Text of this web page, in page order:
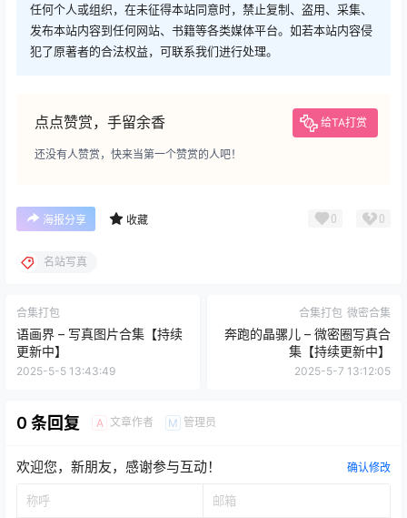
任何个人或组织，在未征得本站同意时，禁止复制、盗用、采集、
发布本站内容到任何网站、书籍等各类媒体平台。如若本站内容侵
犯了原著者的合法权益，可联系我们进行处理。
点点赞赏，手留余香 给TA打赏
还没有人赞赏，快来当第一个赞赏的人吧！
海报分享 收藏 0 0
名站写真
合集打包
语画界 – 写真图片合集【持续
更新中】
2025-5-5 13:43:49
合集打包 微密合集
奔跑的晶骡儿 – 微密圈写真合
集【持续更新中】
2025-5-7 13:12:05
0 条回复 A 文章作者 M 管理员
欢迎您，新朋友，感谢参与互动！ 确认修改